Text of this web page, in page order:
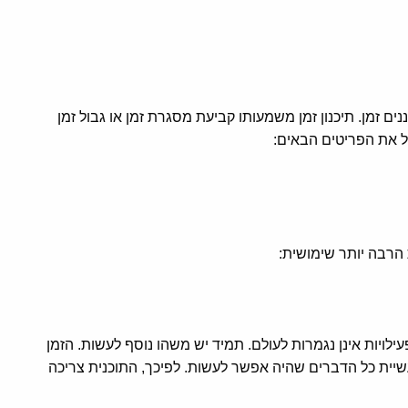
זמן. תיכנון זמן משמעותו קביעת מסגרת זמן או גבול זמן
את הפריטים הבאים:
הרבה יותר שימושית:
אינן נגמרות לעולם. תמיד יש משהו נוסף לעשות. הזמן
כל הדברים שהיה אפשר לעשות. לפיכך, התוכנית צריכה